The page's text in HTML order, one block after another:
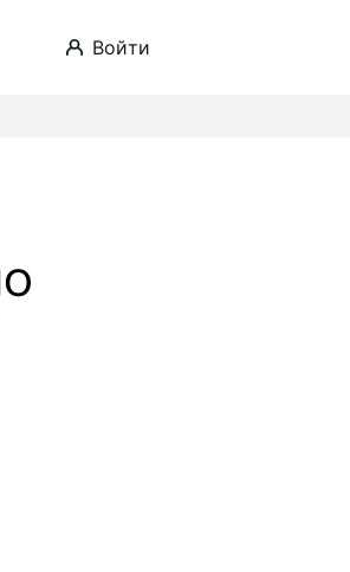
войти